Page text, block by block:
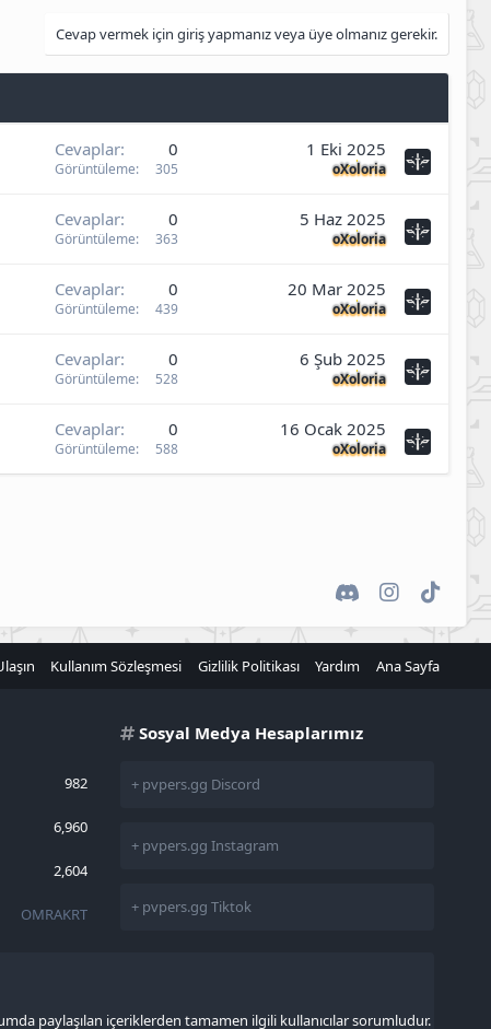
Cevap vermek için giriş yapmanız veya üye olmanız gerekir.
Cevaplar 0
Görüntüleme 305
1 Eki 2025
oXoloria
Cevaplar 0
Görüntüleme 363
5 Haz 2025
oXoloria
Cevaplar 0
Görüntüleme 439
20 Mar 2025
oXoloria
Cevaplar 0
Görüntüleme 528
6 Şub 2025
oXoloria
Cevaplar 0
Görüntüleme 588
16 Ocak 2025
oXoloria
DiscordInstagram
TikTok
Kullanım Sözleşmesi Gizlilik Politikası Yardım Ana Sayfa
982
6,960
2,604
OMRAKRT
Sosyal Medya Hesaplarımız
+ pvpers.gg Discord
+ pvpers.gg Instagram
+ pvpers.gg Tiktok
paylaşılan içeriklerden tamamen ilgili kullanıcılar sorumludur.